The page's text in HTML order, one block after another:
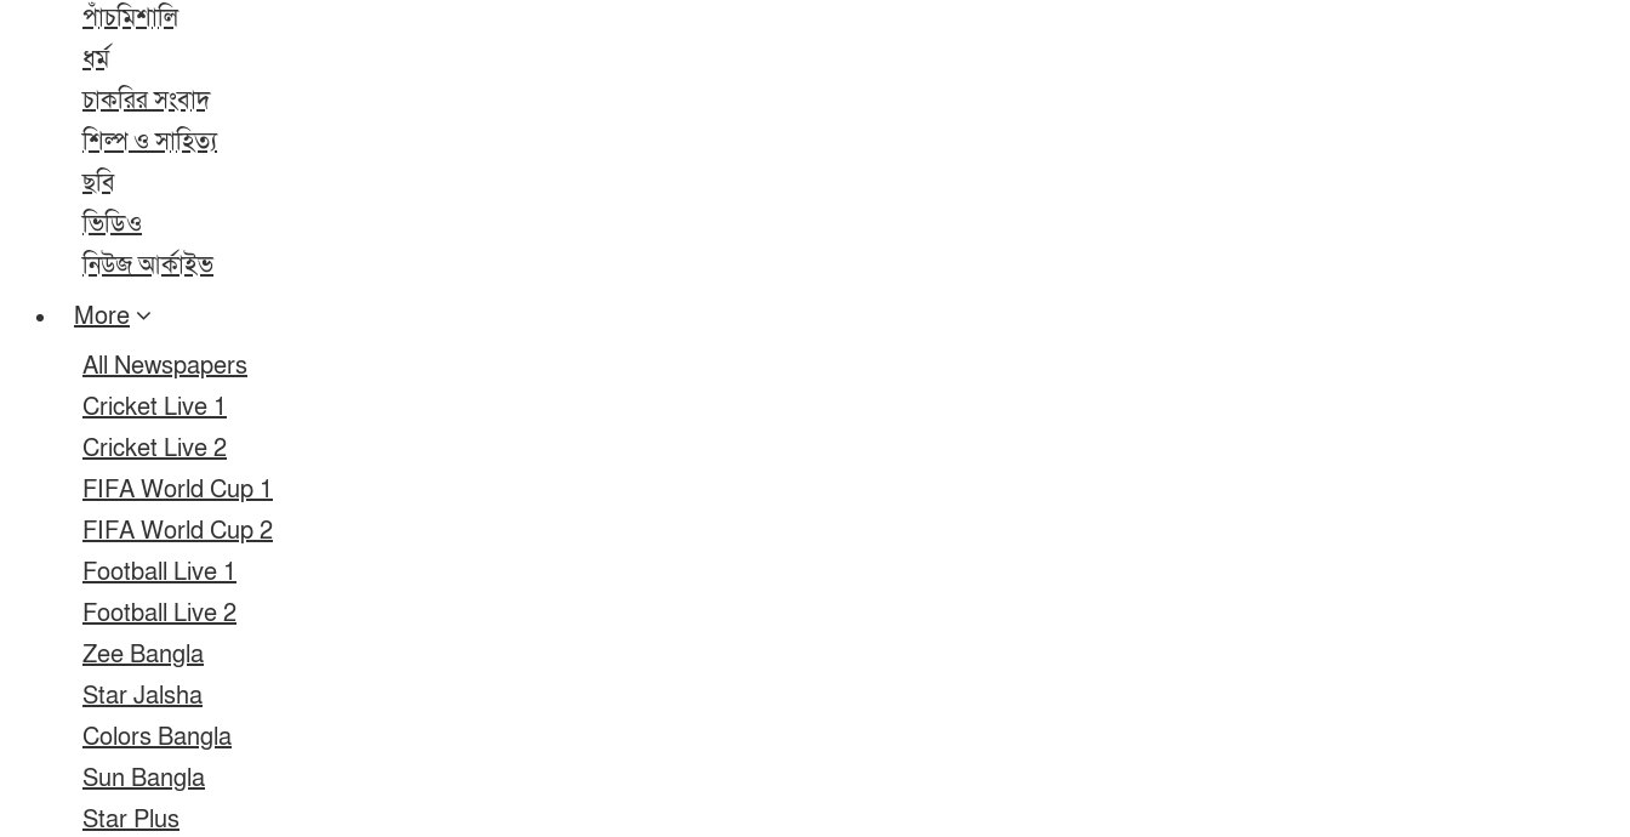
পাঁচমিশালি
ধর্ম
চাকরির সংবাদ
শিল্প ও সাহিত্য
ছবি
ভিডিও
নিউজ আর্কাইভ
More
All Newspapers
Cricket Live 1
Cricket Live 2
FIFA World Cup 1
FIFA World Cup 2
Football Live 1
Football Live 2
Zee Bangla
Star Jalsha
Colors Bangla
Sun Bangla
Star Plus